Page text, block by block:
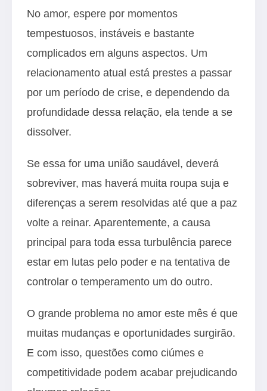
No amor, espere por momentos
tempestuosos, instáveis e bastante
complicados em alguns aspectos. Um
relacionamento atual está prestes a passar
por um período de crise, e dependendo da
profundidade dessa relação, ela tende a se
dissolver.
Se essa for uma união saudável, deverá
sobreviver, mas haverá muita roupa suja e
diferenças a serem resolvidas até que a paz
volte a reinar. Aparentemente, a causa
principal para toda essa turbulência parece
estar em lutas pelo poder e na tentativa de
controlar o temperamento um do outro.
O grande problema no amor este mês é que
muitas mudanças e oportunidades surgirão.
E com isso, questões como ciúmes e
competitividade podem acabar prejudicando